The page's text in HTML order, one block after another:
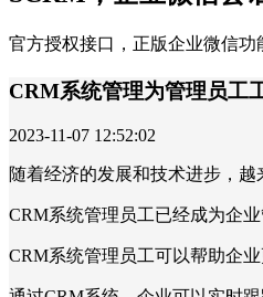
官方授权接口，正版企业微信功
CRM系统管理为管理员工
2023-11-07 12:52:02
随着经济的发展和技术进步，
CRM系统管理员工已经成为企业
CRM系统管理员工可以帮助企业